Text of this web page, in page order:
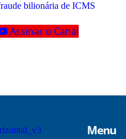
bilionária de ICMS
Assinar o Canal
Menu